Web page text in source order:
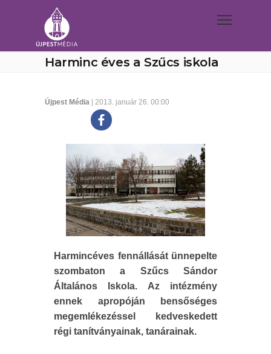
Harminc éves a Szűcs iskola
Újpest Média | 2013. január 26. 00:00
Harmincéves fennállását ünnepelte
szombaton a Szűcs Sándor
Általános Iskola. Az intézmény
ennek apropóján bensőséges
megemlékezéssel kedveskedett
régi tanítványainak, tanárainak.